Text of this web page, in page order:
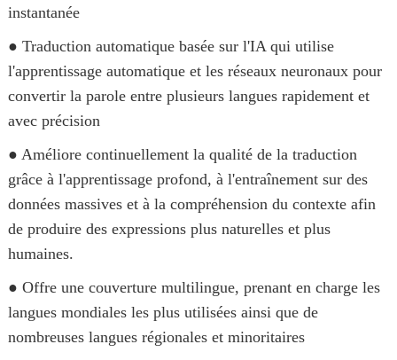
instantanée
● Traduction automatique basée sur l'IA qui utilise
l'apprentissage automatique et les réseaux neuronaux pour
convertir la parole entre plusieurs langues rapidement et
avec précision
● Améliore continuellement la qualité de la traduction
grâce à l'apprentissage profond, à l'entraînement sur des
données massives et à la compréhension du contexte afin
de produire des expressions plus naturelles et plus
humaines.
● Offre une couverture multilingue, prenant en charge les
langues mondiales les plus utilisées ainsi que de
nombreuses langues régionales et minoritaires